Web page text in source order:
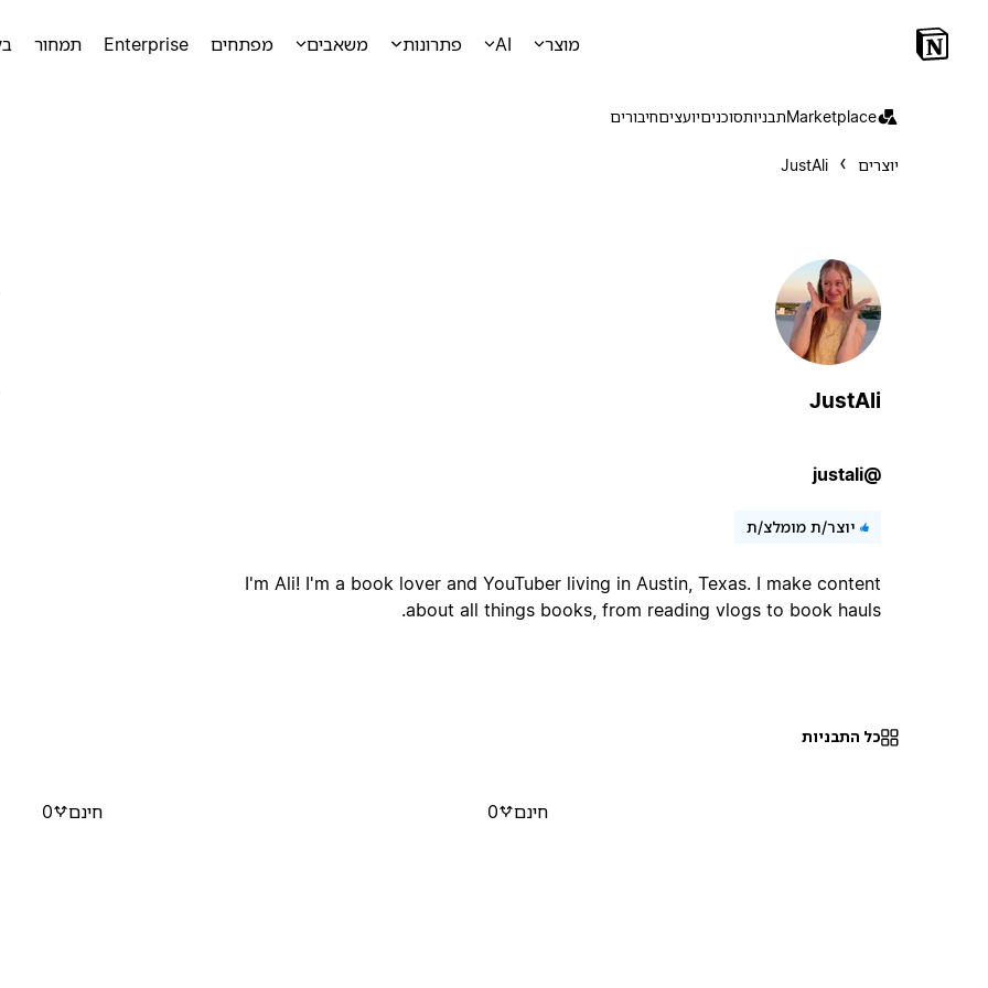
מוצר AI פתרונות משאבים מפתחים Enterprise תמחור
Marketplaceתבניותסוכניםיועציםחיבורים
יוצרים JustAli
JustAli
@justali
יוצר/ת מומלצ/ת
I'm Ali! I'm a book lover and YouTuber living in Austin, Texas. I make content
about all things books, from reading vlogs to book hauls.
כל התבניות
חינם 0 חינם 0